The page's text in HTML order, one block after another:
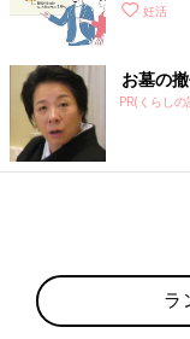
妊活
お墓の
PR(くらしの
ラ